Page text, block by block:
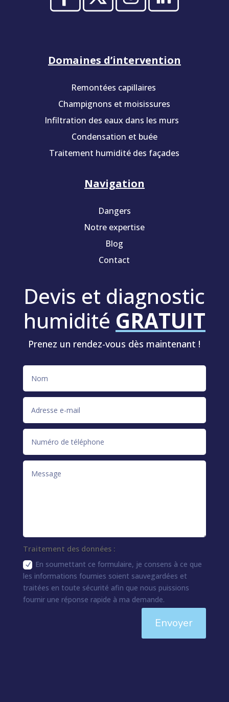
Domaines d’intervention
Remontées capillaires
Champignons et moisissures
Infiltration des eaux dans les murs
Condensation et buée
Traitement humidité des façades
Navigation
Dangers
Notre expertise
Blog
Contact
Devis et diagnostic
humidité GRATUIT
Prenez un rendez-vous dès maintenant !
Traitement des données :
En soumettant ce formulaire, je consens à ce que
les informations fournies soient sauvegardées et
traitées en toute sécurité afin que nous puissions
fournir une réponse rapide à ma demande.
Envoyer